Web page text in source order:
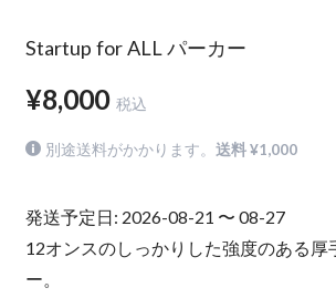
Startup for ALL パーカー
¥8,000 税込
別途送料がかかります。送料 ¥1,000
発送予定日: 2026-08-21 〜 08-27
12オンスのしっかりした強度のある厚
ー。